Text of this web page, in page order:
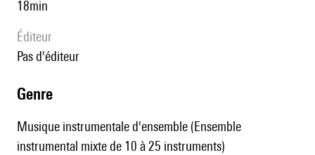
18min
éditeur
pas d'éditeur
genre
Musique instrumentale d'ensemble (Ensemble
instrumental mixte de 10 à 25 instruments)